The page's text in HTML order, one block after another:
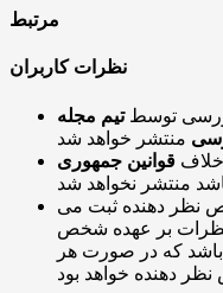
مرتبط
نظرات کاربران
توسطتیم مجله
خلاف قوانین جمهوری
نظر دهنده ثبت می
بر عهده شخص
که در صورت هر